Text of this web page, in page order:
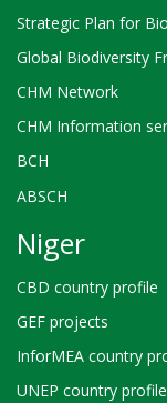
Strategic Plan for
Global Biodiversity
CHM Network
CHM Information
BCH
ABSCH
Niger
CBD country profile
GEF projects
InforMEA country
UNEP country profile